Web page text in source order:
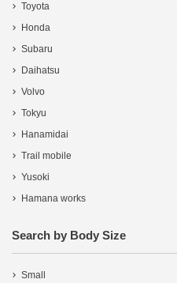
Toyota
Honda
Subaru
Daihatsu
Volvo
Tokyu
Hanamidai
Trail mobile
Yusoki
Hamana works
Search by Body Size
Small